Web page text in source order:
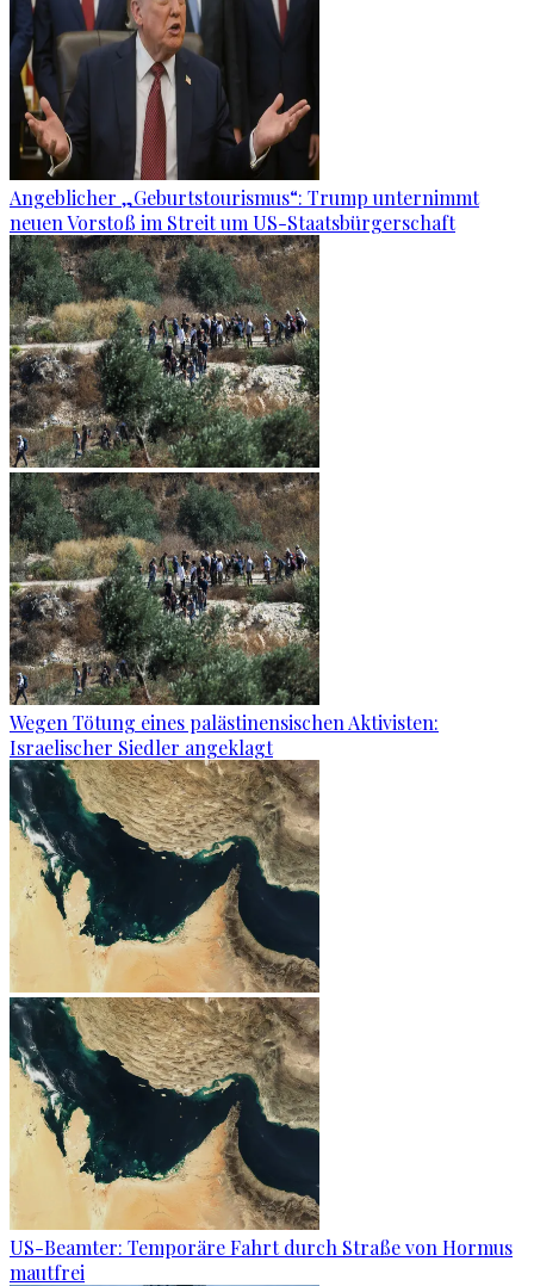
Angeblicher „Geburtstourismus“: Trump unternimmt
neuen Vorstoß im Streit um US-Staatsbürgerschaft
Wegen Tötung eines palästinensischen Aktivisten:
Israelischer Siedler angeklagt
US-Beamter: Temporäre Fahrt durch Straße von Hormus
mautfrei